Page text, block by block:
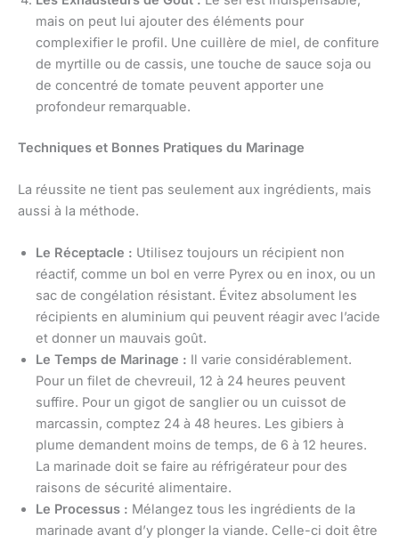
mais on peut lui ajouter des éléments pour
complexifier le profil. Une cuillère de miel, de confiture
de myrtille ou de cassis, une touche de sauce soja ou
de concentré de tomate peuvent apporter une
profondeur remarquable.
Techniques et Bonnes Pratiques du Marinage
La réussite ne tient pas seulement aux ingrédients, mais
aussi à la méthode.
Le Réceptacle : Utilisez toujours un récipient non
réactif, comme un bol en verre Pyrex ou en inox, ou un
sac de congélation résistant. Évitez absolument les
récipients en aluminium qui peuvent réagir avec l’acide
et donner un mauvais goût.
Le Temps de Marinage : Il varie considérablement.
Pour un filet de chevreuil, 12 à 24 heures peuvent
suffire. Pour un gigot de sanglier ou un cuissot de
marcassin, comptez 24 à 48 heures. Les gibiers à
plume demandent moins de temps, de 6 à 12 heures.
La marinade doit se faire au réfrigérateur pour des
raisons de sécurité alimentaire.
Le Processus : Mélangez tous les ingrédients de la
marinade avant d’y plonger la viande. Celle-ci doit être